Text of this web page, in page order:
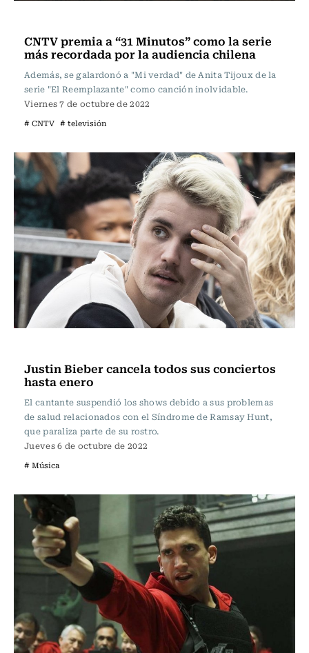
CNTV premia a “31 Minutos” como la serie
más recordada por la audiencia chilena
Además, se galardonó a "Mi verdad" de Anita Tijoux de la
serie "El Reemplazante" como canción inolvidable.
Viernes 7 de octubre de 2022
# CNTV # televisión
Justin Bieber cancela todos sus conciertos
hasta enero
El cantante suspendió los shows debido a sus problemas
de salud relacionados con el Síndrome de Ramsay Hunt,
que paraliza parte de su rostro.
Jueves 6 de octubre de 2022
# Música